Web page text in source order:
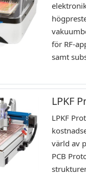
för RF-
samt
LPKF
LPKF
värld av
PCB